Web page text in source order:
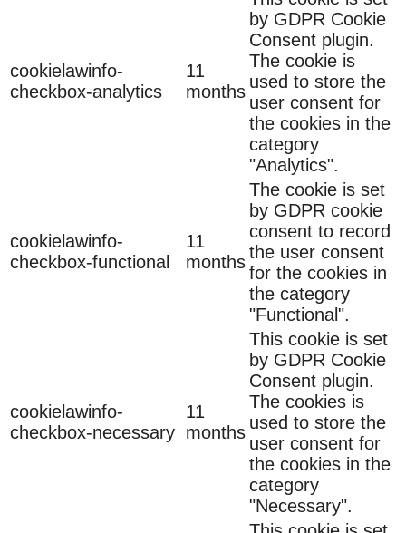
cookielawinfo-
checkbox-analytics
11
months
by GDPR Cookie
Consent plugin.
The cookie is
used to store the
user consent for
the cookies in the
category
"Analytics".
cookielawinfo-
checkbox-functional
11
months
The cookie is set
by GDPR cookie
consent to record
the user consent
for the cookies in
the category
"Functional".
cookielawinfo-
checkbox-necessary
11
months
This cookie is set
by GDPR Cookie
Consent plugin.
The cookies is
used to store the
user consent for
the cookies in the
category
"Necessary".